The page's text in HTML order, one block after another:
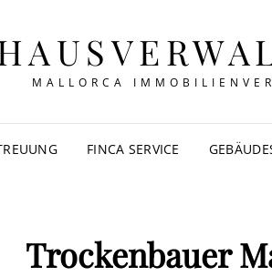
MALLORCA
FINCA SERVICE
Trockenbauer